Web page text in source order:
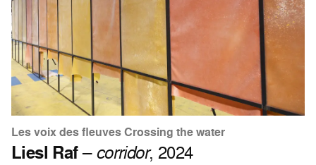
Les voix des fleuves Crossing the water
Liesl Raf–corridor, 2024